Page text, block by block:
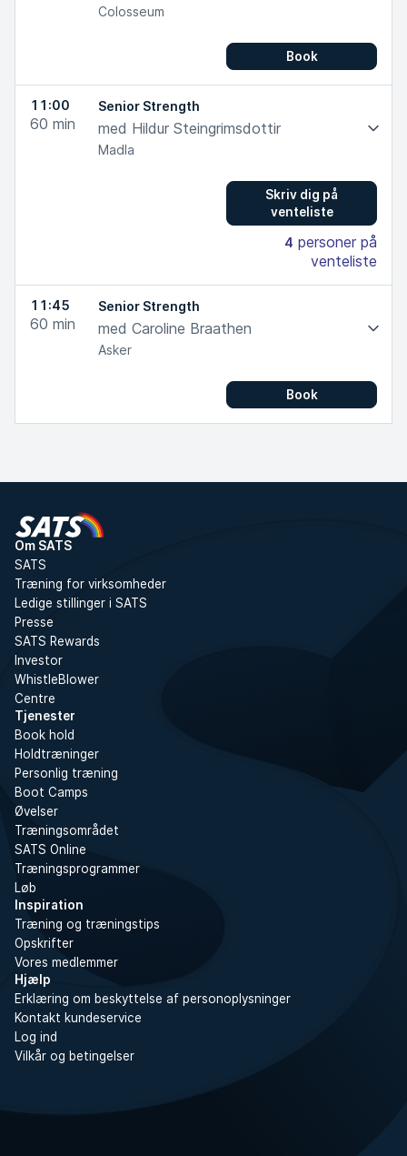
Colosseum
Book
11:00
60 min
Senior Strength
med Hildur Steingrimsdottir
Madla
Skriv dig på
venteliste
4 personer på
venteliste
11:45
60 min
Senior Strength
med Caroline Braathen
Asker
Book
Om SATS
SATS
Træning for virksomheder
Ledige stillinger i SATS
Presse
SATS Rewards
Investor
WhistleBlower
Centre
Tjenester
Book hold
Holdtræninger
Personlig træning
Boot Camps
Øvelser
Træningsområdet
SATS Online
Træningsprogrammer
Løb
Inspiration
Træning og træningstips
Opskrifter
Vores medlemmer
Hjælp
Erklæring om beskyttelse af personoplysninger
Kontakt kundeservice
Log ind
Vilkår og betingelser